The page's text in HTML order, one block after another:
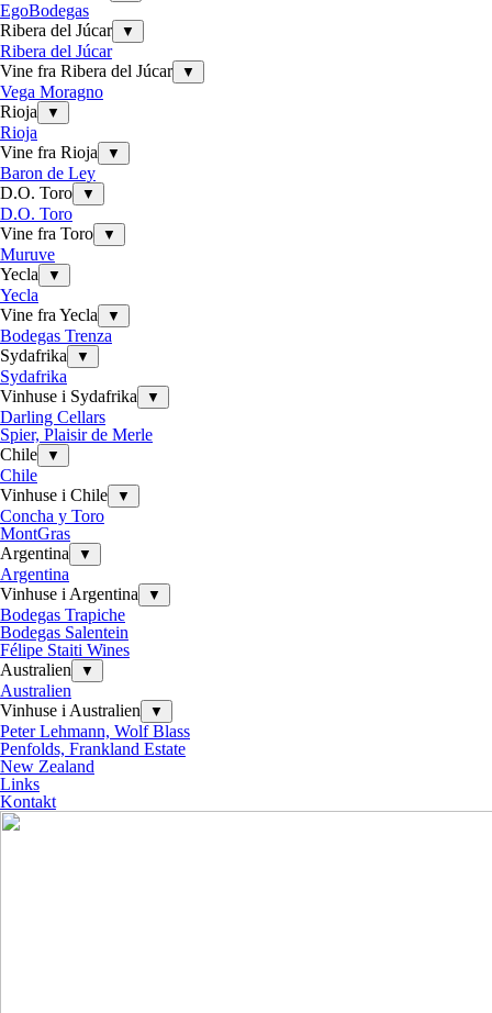
EgoBodegas
Ribera del Júcar
▼
Ribera del Júcar
Vine fra Ribera del Júcar
▼
Vega Moragno
Rioja
▼
Rioja
Vine fra Rioja
▼
Baron de Ley
D.O. Toro
▼
D.O. Toro
Vine fra Toro
▼
Muruve
Yecla
▼
Yecla
Vine fra Yecla
▼
Bodegas Trenza
Sydafrika
▼
Sydafrika
Vinhuse i Sydafrika
▼
Darling Cellars
Spier, Plaisir de Merle
Chile
▼
Chile
Vinhuse i Chile
▼
Concha y Toro
MontGras
Argentina
▼
Argentina
Vinhuse i Argentina
▼
Bodegas Trapiche
Bodegas Salentein
Félipe Staiti Wines
Australien
▼
Australien
Vinhuse i Australien
▼
Peter Lehmann, Wolf Blass
Penfolds, Frankland Estate
New Zealand
Links
Kontakt